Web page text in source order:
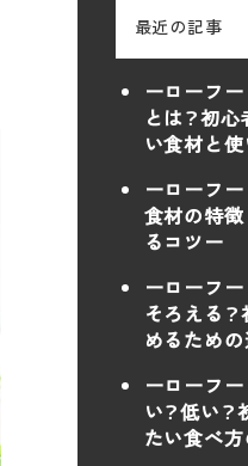
最近の記事
ーローフ
とは？初
い食材と
ーローフ
食材の特
るコツー
ーローフ
そろえる
めるため
ーローフ
い？低い
たい食べ